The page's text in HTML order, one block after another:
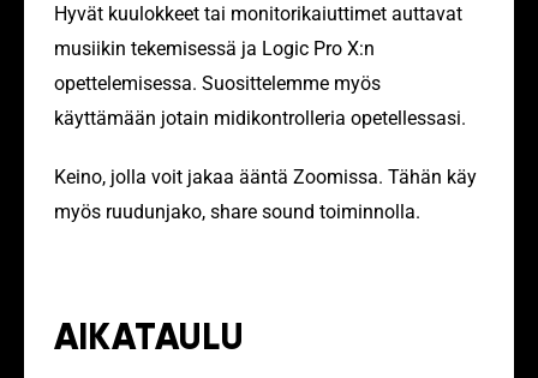
Hyvät kuulokkeet tai monitorikaiuttimet auttavat
musiikin tekemisessä ja Logic Pro X:n
opettelemisessa. Suosittelemme myös
käyttämään jotain midikontrolleria opetellessasi.
Keino, jolla voit jakaa ääntä Zoomissa. Tähän käy
myös ruudunjako, share sound toiminnolla.
AIKATAULU